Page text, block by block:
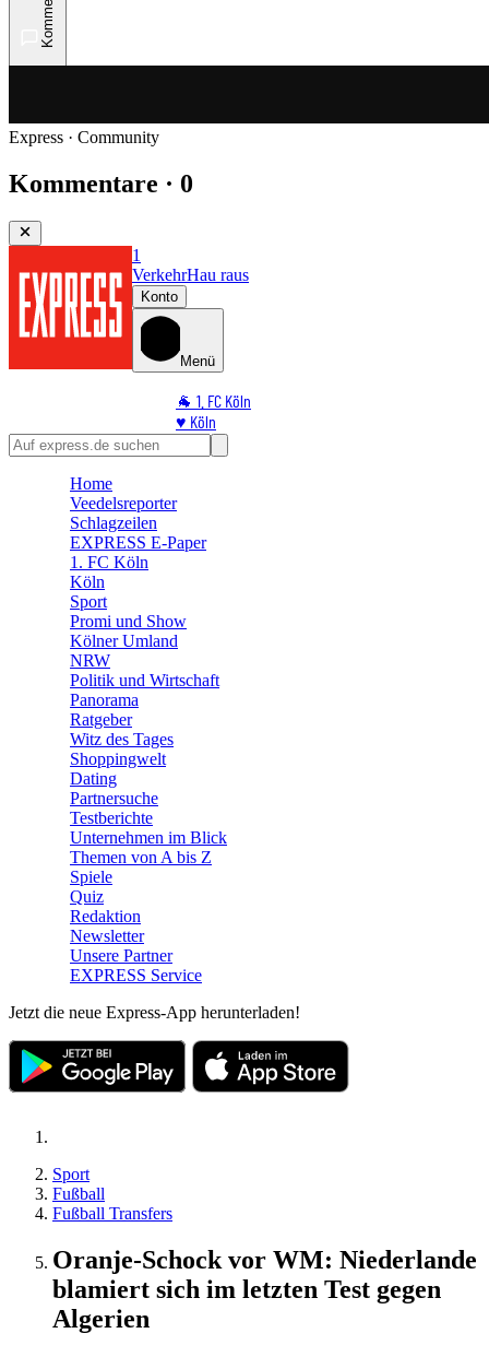
Express · Community
Kommentare · 0
1
VerkehrHau raus
Konto
Menü
🐐 1. FC Köln
♥️ Köln
⭐ Promi
🛒 Shoppingwelt
Home
Veedelsreporter
Schlagzeilen
EXPRESS E-Paper
1. FC Köln
Köln
Sport
Promi und Show
Kölner Umland
NRW
Politik und Wirtschaft
Panorama
Ratgeber
Witz des Tages
Shoppingwelt
Dating
Partnersuche
Testberichte
Unternehmen im Blick
Themen von A bis Z
Spiele
Quiz
Redaktion
Newsletter
Unsere Partner
EXPRESS Service
Jetzt die neue Express-App herunterladen!
Sport
Fußball
Fußball Transfers
Oranje-Schock vor WM: Niederlande
blamiert sich im letzten Test gegen
Algerien